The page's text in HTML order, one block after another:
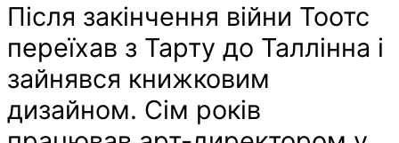
Після закінчення війни Тоотс
переїхав з Тарту до Таллінна і
зайнявся книжковим
дизайном. Сім років